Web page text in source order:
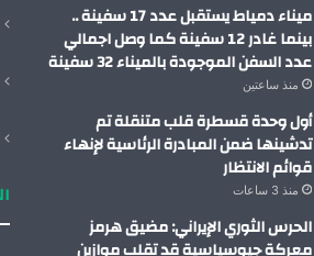
ميناء دمياط يستقبل عدد 17 سفينة ..
بينما غادر 12 سفينة كما وصل اجمالي
عدد السفن الموجودة بالميناء 32 سفينة
منذ ساعتين
أول وحدة قسطرة قلب متنقلة تم
تدشينها ضمن المبادرة الرئاسية لإنهاء
قوائم الانتظار
منذ 3 ساعات
الحرس الثوري الإيراني: مضيق هرمز